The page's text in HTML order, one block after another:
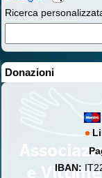
Ricerca
Donazioni
IBAN: